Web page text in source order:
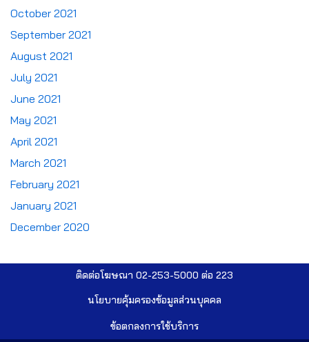
October 2021
September 2021
August 2021
July 2021
June 2021
May 2021
April 2021
March 2021
February 2021
January 2021
December 2020
ติดต่อโฆษณา 02-253-5000​ ต่อ 223
นโยบายคุ้มครองข้อมูลส่วนบุคคล​
ข้อตกลงการใช้บริการ